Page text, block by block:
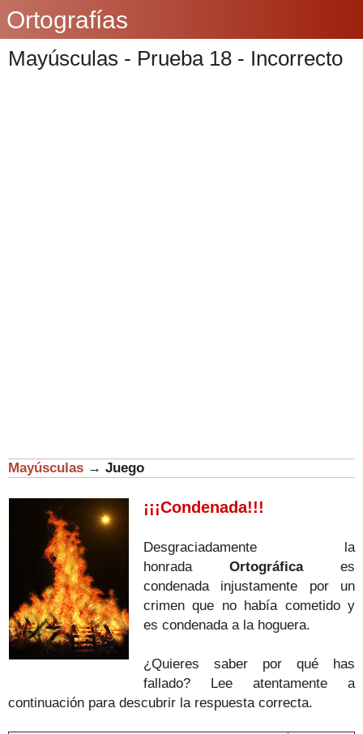
Ortografías
Mayúsculas - Prueba 18 - Incorrecto
Mayúsculas → Juego
¡¡¡Condenada!!!
Desgraciadamente la
honrada Ortográfica
es
condenada injustamente por un
crimen que no había cometido y
es condenada a la hoguera.
¿Quieres saber por qué has
fallado? Lee atentamente a
continuación para descubrir la respuesta correcta.